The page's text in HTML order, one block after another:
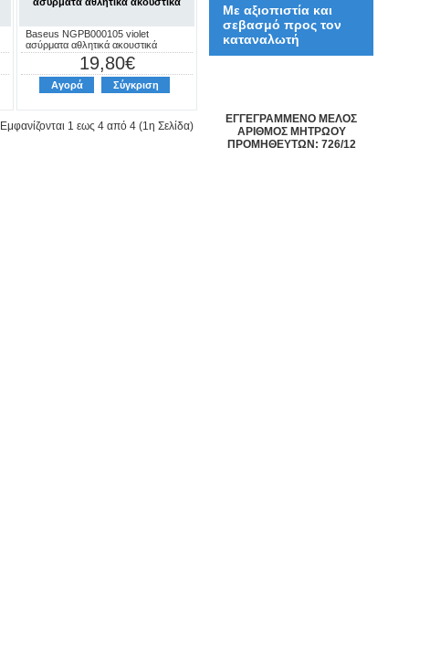
Baseus NGPB000105 violet
ασύρματα αθλητικά ακουστικά
19,80€
Αγορά Σύγκριση
Εμφανίζονται 1 εως 4 από 4 (1η Σελίδα)
Με αξιοπιστία και
σεβασμό προς τον
καταναλωτή
ΕΓΓΕΓΡΑΜΜΕΝΟ ΜΕΛΟΣ
ΑΡΙΘΜΟΣ ΜΗΤΡΩΟΥ
ΠΡΟΜΗΘΕΥΤΩΝ: 726/12